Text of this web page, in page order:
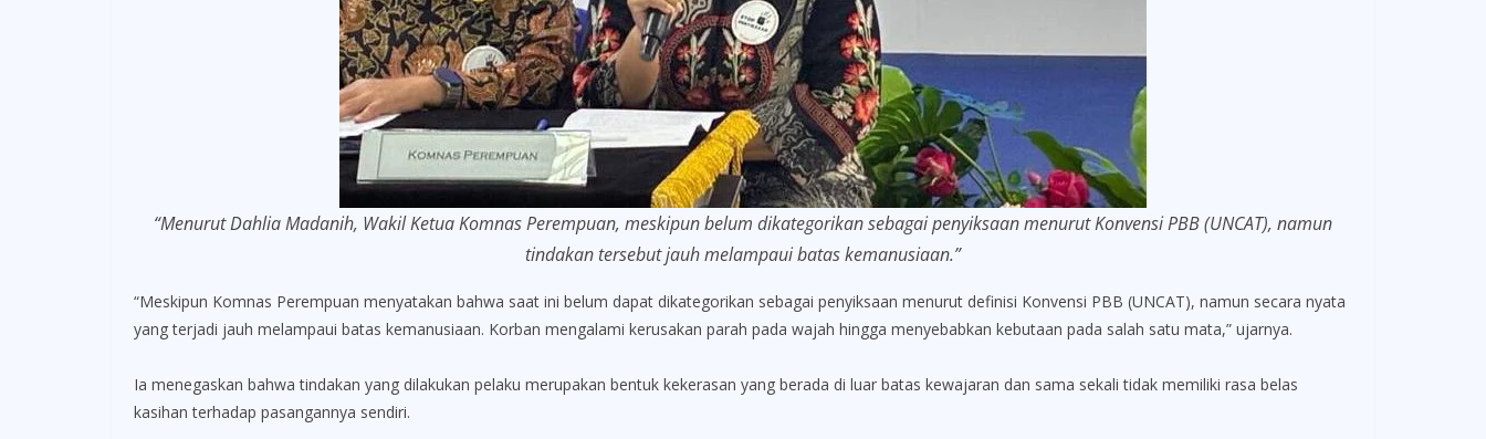
“Menurut Dahlia Madanih, Wakil Ketua Komnas Perempuan, meskipun belum dikategorikan sebagai penyiksaan menurut Konvensi PBB (UNCAT), namun
tindakan tersebut jauh melampaui batas kemanusiaan.”
“Meskipun Komnas Perempuan menyatakan bahwa saat ini belum dapat dikategorikan sebagai penyiksaan menurut definisi Konvensi PBB (UNCAT), namun secara nyata
yang terjadi jauh melampaui batas kemanusiaan. Korban mengalami kerusakan parah pada wajah hingga menyebabkan kebutaan pada salah satu mata,” ujarnya.
Ia menegaskan bahwa tindakan yang dilakukan pelaku merupakan bentuk kekerasan yang berada di luar batas kewajaran dan sama sekali tidak memiliki rasa belas
kasihan terhadap pasangannya sendiri.